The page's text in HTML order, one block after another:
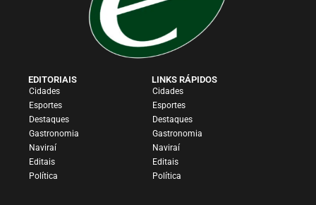
EDITORIAIS
Cidades
Esportes
Destaques
Gastronomia
Naviraí
Editais
Política
LINKS RÁPIDOS
Cidades
Esportes
Destaques
Gastronomia
Naviraí
Editais
Política